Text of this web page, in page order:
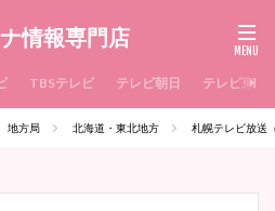
情報専門店
TBSテレビ テレビ朝日 テレビ東京
地方局 北海道・東北地方 札幌テレビ放送